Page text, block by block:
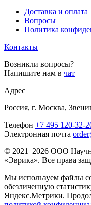
Доставка и оплата
Вопросы
Политика
Контакты
Возникли вопросы?
Напишите нам в чат
Адрес
Россия, г. Москва,
Телефон +7 495 120-32-
Электронная почта
© 2021–2026 ООО
«Эврика». Все права
Мы используем файлы
обезличенную
Яндекс.Метрики.